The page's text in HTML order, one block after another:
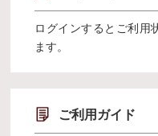
ログインするとご利用
ます。
ご利用ガイド